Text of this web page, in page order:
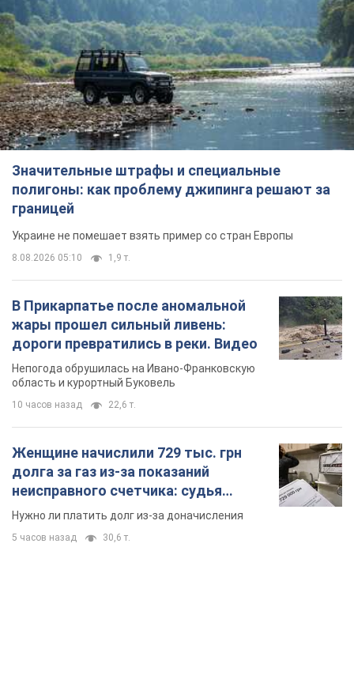
Значительные штрафы и специальные
полигоны: как проблему джипинга решают за
границей
Украине не помешает взять пример со стран Европы
8.08.2026 05:10 1,9 т.
В Прикарпатье после аномальной
жары прошел сильный ливень:
дороги превратились в реки. Видео
Непогода обрушилась на Ивано-Франковскую
область и курортный Буковель
10 часов назад 22,6 т.
Женщине начислили 729 тыс. грн
долга за газ из-за показаний
неисправного счетчика: судья
вынес неожиданное решение
Нужно ли платить долг из-за доначисления
5 часов назад 30,6 т.